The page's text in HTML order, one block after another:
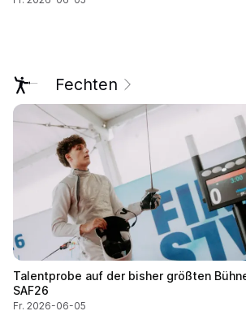
Fechten
Talentprobe auf der bisher größten Bühne
SAF26
Fr. 2026-06-05